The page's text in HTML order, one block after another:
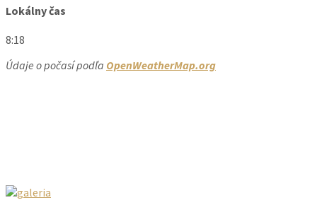
Lokálny čas
8:18
Údaje o počasí podľa OpenWeatherMap.org